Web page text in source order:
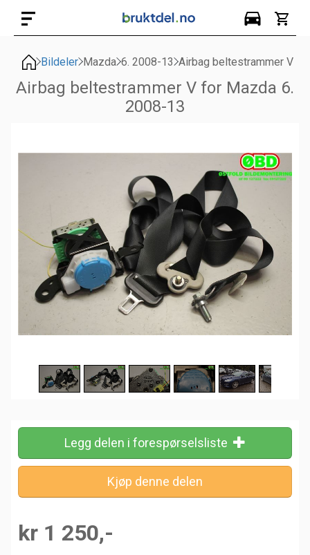
Bildeler Mazda 6. 2008-13 Airbag beltestrammer V
Airbag beltestrammer V for Mazda 6.
2008-13
Legg delen i forespørselsliste
kr 1 250,-